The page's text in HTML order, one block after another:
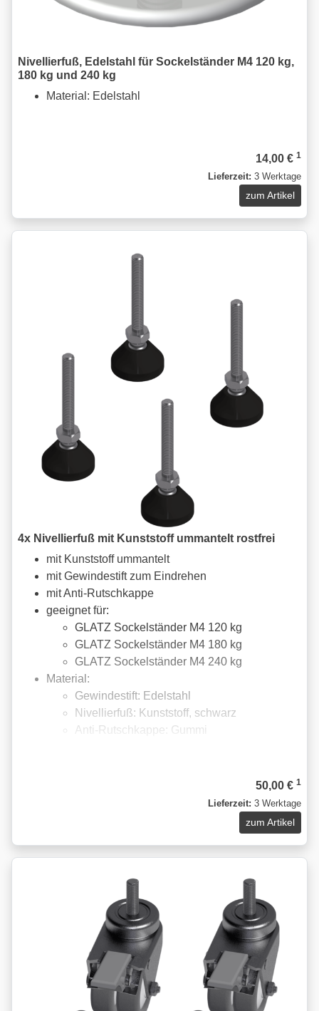
Nivellierfuß, Edelstahl für Sockelständer M4 120 kg,
180 kg und 240 kg
Material: Edelstahl
14,00 € 1
Lieferzeit: 3 Werktage
zum Artikel
4x Nivellierfuß mit Kunststoff ummantelt rostfrei
mit Kunststoff ummantelt
mit Gewindestift zum Eindrehen
mit Anti-Rutschkappe
geeignet für:
GLATZ Sockelständer M4 120 kg
GLATZ Sockelständer M4 180 kg
GLATZ Sockelständer M4 240 kg
Material:
Gewindestift: Edelstahl
Nivellierfuß: Kunststoff, schwarz
Anti-Rutschkappe: Gummi
50,00 € 1
Lieferzeit: 3 Werktage
zum Artikel